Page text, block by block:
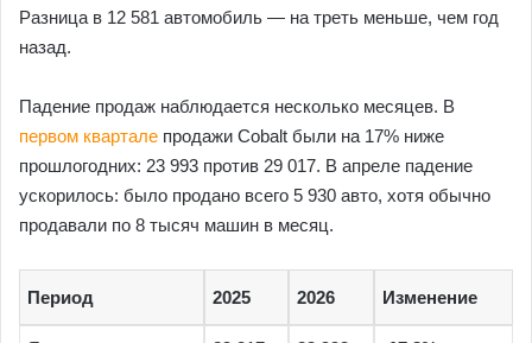
Разница в 12 581 автомобиль — на треть меньше, чем год
назад.
Падение продаж наблюдается несколько месяцев. В
первом квартале продажи Cobalt были на 17% ниже
прошлогодних: 23 993 против 29 017. В апреле падение
ускорилось: было продано всего 5 930 авто, хотя обычно
продавали по 8 тысяч машин в месяц.
Период 2025 2026 Изменение